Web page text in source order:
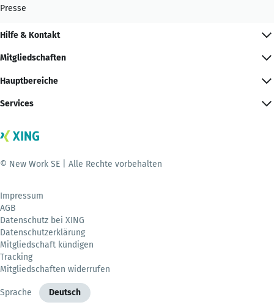
Presse
Hilfe & Kontakt
Mitgliedschaften
Hauptbereiche
Services
© New Work SE | Alle Rechte vorbehalten
Impressum
AGB
Datenschutz bei XING
Datenschutzerklärung
Mitgliedschaft kündigen
Tracking
Mitgliedschaften widerrufen
Sprache Deutsch